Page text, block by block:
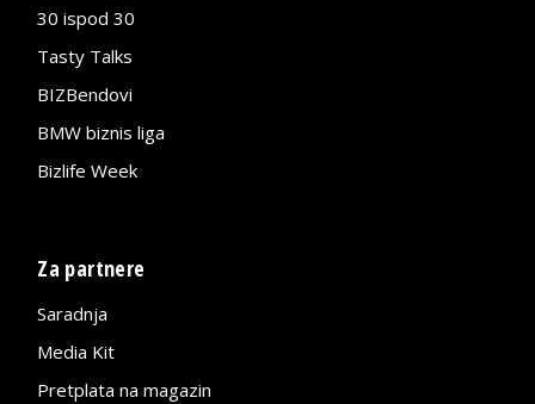
30 ispod 30
Tasty Talks
BIZBendovi
BMW biznis liga
Bizlife Week
Za partnere
Saradnja
Media Kit
Pretplata na magazin